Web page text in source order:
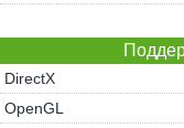
DirectX
OpenGL